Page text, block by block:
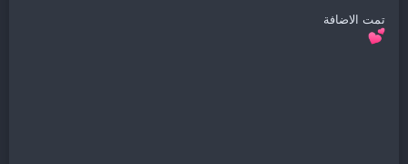
إضافة مجموعة متميزة من الإبتسامات والأيقوناتتمت الاضافة